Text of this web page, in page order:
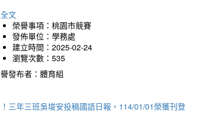
文
榮譽事項：桃園市競賽
發佈單位：學務處
建立時間：2025-02-24
瀏覽次數：535
發布者：體育組
三年三班吳埈安投稿國語日報，114/01/01榮獲刊登